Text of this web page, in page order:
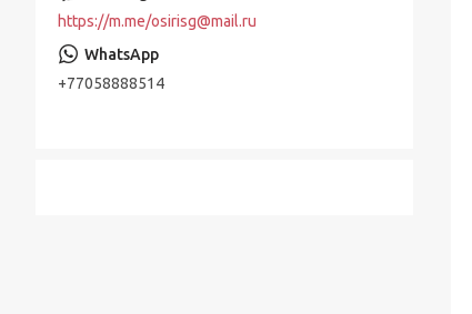
https://m.me/osirisg@mail.ru
+77058888514